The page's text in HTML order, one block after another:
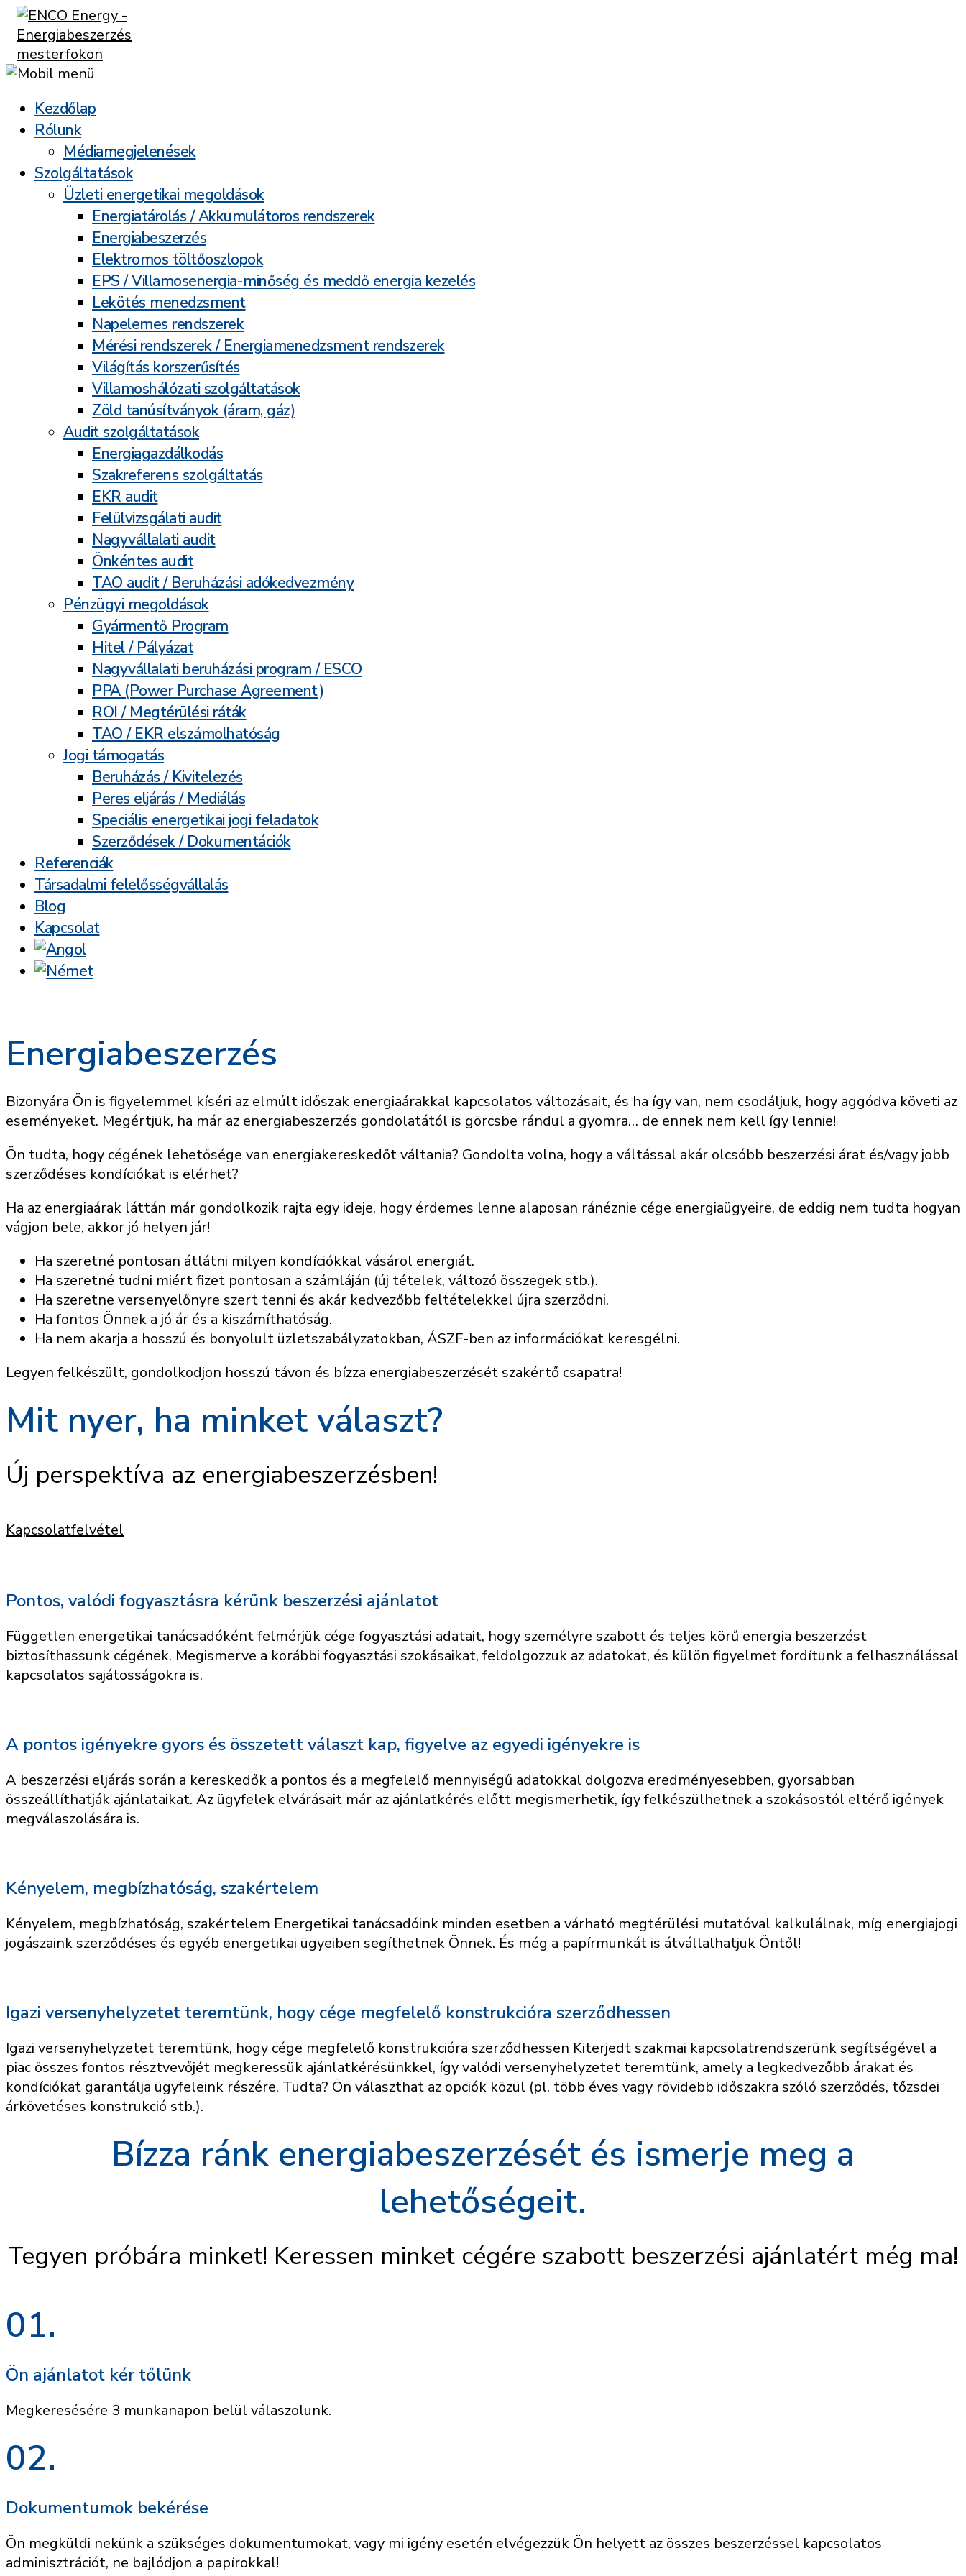
Kezdőlap
Rólunk
Médiamegjelenések
Szolgáltatások
Üzleti energetikai megoldások
Energiatárolás / Akkumulátoros rendszerek
Energiabeszerzés
Elektromos töltőoszlopok
EPS / Villamosenergia-minőség és meddő energia kezelés
Lekötés menedzsment
Napelemes rendszerek
Mérési rendszerek / Energiamenedzsment rendszerek
Világítás korszerűsítés
Villamoshálózati szolgáltatások
Zöld tanúsítványok (áram, gáz)
Audit szolgáltatások
Energiagazdálkodás
Szakreferens szolgáltatás
EKR audit
Felülvizsgálati audit
Nagyvállalati audit
Önkéntes audit
TAO audit / Beruházási adókedvezmény
Pénzügyi megoldások
Gyármentő Program
Hitel / Pályázat
Nagyvállalati beruházási program / ESCO
PPA (Power Purchase Agreement)
ROI / Megtérülési ráták
TAO / EKR elszámolhatóság
Jogi támogatás
Beruházás / Kivitelezés
Peres eljárás / Mediálás
Speciális energetikai jogi feladatok
Szerződések / Dokumentációk
Referenciák
Társadalmi felelősségvállalás
Blog
Kapcsolat
Energiabeszerzés
Bizonyára Ön is figyelemmel kíséri az elmúlt időszak energiaárakkal kapcsolatos változásait, és ha így van, nem csodáljuk, hogy aggódva követi az
eseményeket. Megértjük, ha már az energiabeszerzés gondolatától is görcsbe rándul a gyomra… de ennek nem kell így lennie!
Ön tudta, hogy cégének lehetősége van energiakereskedőt váltania? Gondolta volna, hogy a váltással akár olcsóbb beszerzési árat és/vagy jobb
szerződéses kondíciókat is elérhet?
Ha az energiaárak láttán már gondolkozik rajta egy ideje, hogy érdemes lenne alaposan ránéznie cége energiaügyeire, de eddig nem tudta hogyan
vágjon bele, akkor jó helyen jár!
Ha szeretné pontosan átlátni milyen kondíciókkal vásárol energiát.
Ha szeretné tudni miért fizet pontosan a számláján (új tételek, változó összegek stb.).
Ha szeretne versenyelőnyre szert tenni és akár kedvezőbb feltételekkel újra szerződni.
Ha fontos Önnek a jó ár és a kiszámíthatóság.
Ha nem akarja a hosszú és bonyolult üzletszabályzatokban, ÁSZF-ben az információkat keresgélni.
Legyen felkészült, gondolkodjon hosszú távon és bízza energiabeszerzését szakértő csapatra!
Mit nyer, ha minket választ?
Új perspektíva az energiabeszerzésben!
Kapcsolatfelvétel
Pontos, valódi fogyasztásra kérünk beszerzési ajánlatot
Független energetikai tanácsadóként felmérjük cége fogyasztási adatait, hogy személyre szabott és teljes körű energia beszerzést
biztosíthassunk cégének. Megismerve a korábbi fogyasztási szokásaikat, feldolgozzuk az adatokat, és külön figyelmet fordítunk a felhasználással
kapcsolatos sajátosságokra is.
A pontos igényekre gyors és összetett választ kap, figyelve az egyedi igényekre is
A beszerzési eljárás során a kereskedők a pontos és a megfelelő mennyiségű adatokkal dolgozva eredményesebben, gyorsabban
összeállíthatják ajánlataikat. Az ügyfelek elvárásait már az ajánlatkérés előtt megismerhetik, így felkészülhetnek a szokásostól eltérő igények
megválaszolására is.
Kényelem, megbízhatóság, szakértelem
Kényelem, megbízhatóság, szakértelem Energetikai tanácsadóink minden esetben a várható megtérülési mutatóval kalkulálnak, míg energiajogi
jogászaink szerződéses és egyéb energetikai ügyeiben segíthetnek Önnek. És még a papírmunkát is átvállalhatjuk Öntől!
Igazi versenyhelyzetet teremtünk, hogy cége megfelelő konstrukcióra szerződhessen
Igazi versenyhelyzetet teremtünk, hogy cége megfelelő konstrukcióra szerződhessen Kiterjedt szakmai kapcsolatrendszerünk segítségével a
piac összes fontos résztvevőjét megkeressük ajánlatkérésünkkel, így valódi versenyhelyzetet teremtünk, amely a legkedvezőbb árakat és
kondíciókat garantálja ügyfeleink részére. Tudta? Ön választhat az opciók közül (pl. több éves vagy rövidebb időszakra szóló szerződés, tőzsdei
árkövetéses konstrukció stb.).
Bízza ránk energiabeszerzését és ismerje meg a
lehetőségeit.
Tegyen próbára minket! Keressen minket cégére szabott beszerzési ajánlatért még ma!
01.
Ön ajánlatot kér tőlünk
Megkeresésére 3 munkanapon belül válaszolunk.
02.
Dokumentumok bekérése
Ön megküldi nekünk a szükséges dokumentumokat, vagy mi igény esetén elvégezzük Ön helyett az összes beszerzéssel kapcsolatos
adminisztrációt, ne bajlódjon a papírokkal!